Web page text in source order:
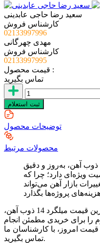
سعید رضا حاجی عابدینی
کارشناس فروش
02133997996
مهدی چهرگانی
کارشناس فروش
02133997995
قیمت محصول :
تماس بگیرید
ثبت استعلام
توضیحات محصول
محصولات ‌مرتبط
اطلاع از قیمت میلگرد 14 ذوب آهن، به‌روز و دقیق
ویژه‌ای دارد؛ چرا که
بازار آهن می‌تواند
در این صفحه، شما می‌توانید جدیدترین قیمت میلگرد 14 ذوب آهن،
را برای خریدی مطمئن انجام
امروز، با کارشناسان ما
تماس بگیرید.